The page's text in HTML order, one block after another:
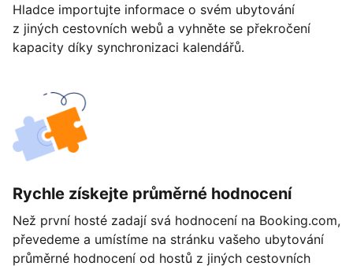
Hladce importujte informace o svém ubytování
z jiných cestovních webů a vyhněte se překročení
kapacity díky synchronizaci kalendářů.
Rychle získejte průměrné hodnocení
Než první hosté zadají svá hodnocení na Booking.com,
převedeme a umístíme na stránku vašeho ubytování
průměrné hodnocení od hostů z jiných cestovních